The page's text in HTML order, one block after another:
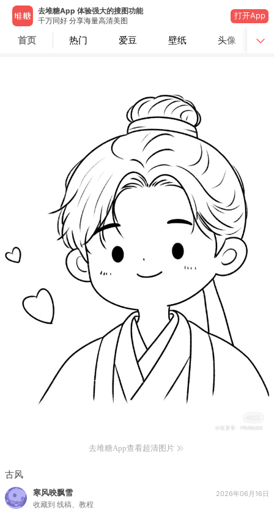
去堆糖App 体验强大的搜图功能
千万同好 分享海量高清美图
打开App
首页 热门 爱豆 壁纸 头像
去堆糖App查看超清图片
古风
寒风映飘雪
收藏到 线稿、教程
2026年06月16日